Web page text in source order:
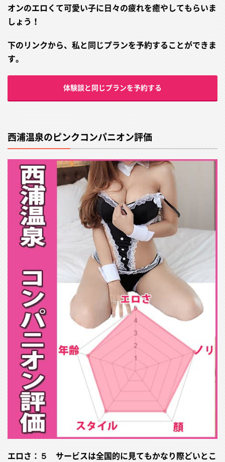
オンのエロくて可愛い子に日々の疲れを癒やしてもらいま
しょう！
下のリンクから、私と同じプランを予約することができま
す。
体験談と同じプランを予約する
西浦温泉のピンクコンパニオン評価
エロさ：５ サービスは全国的に見てもかなり際どいとこ